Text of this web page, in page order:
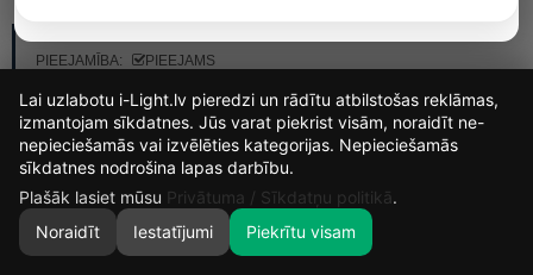
0
PIEEJAMĪBA:
PIEEJAMS
15
DIENAS
1
STUNDAS
53
MIN.
13
Lai uzlabotu i-Light.lv pieredzi un rādītu atbilstošas reklāmas,
izmantojam sīkdatnes. Jūs varat piekrist visām, noraidīt ne-
nepieciešamās vai izvēlēties kategorijas. Nepieciešamās
sīkdatnes nodrošina lapas darbību.
Plašāk lasiet mūsu Privātuma / Sīkdatņu politikā.
Noraidīt
Iestatījumi Piekrītu visam